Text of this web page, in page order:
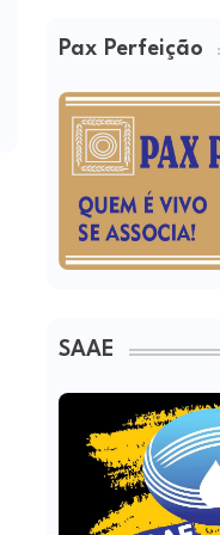
Pax Perfeição
SAAE